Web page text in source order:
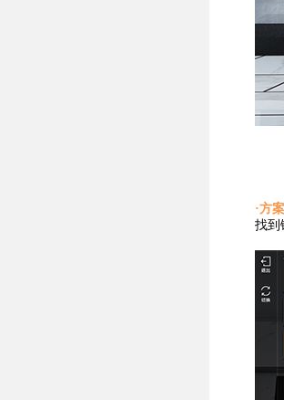
·方
找到